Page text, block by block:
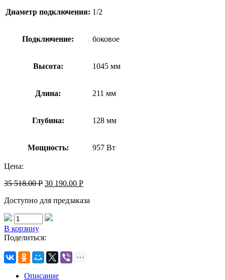
Диаметр подключения: 1/2
Подключение: боковое
Высота: 1045 мм
Длина: 211 мм
Глубина: 128 мм
Мощность: 957 Вт
Цена:
35 518.00Р 30 190.00 Р
Доступно для предзаказа
В корзину
Поделиться:
Описание